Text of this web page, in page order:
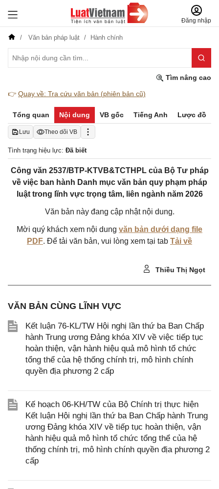
Đăng nhập
Văn bản pháp luật Hành chính
Tìm nâng cao
👉 Quay về: Tra cứu văn bản (phiên bản cũ)
Tổng quan Nội dung VB gốc Tiếng Anh Lược đồ
Lưu Theo dõi VB
Tình trạng hiệu lực: Đã biết
Công văn 2537/BTP-KTVB&TCTHPL của Bộ Tư pháp
về việc ban hành Danh mục văn bản quy phạm pháp
luật trong lĩnh vực trọng tâm, liên ngành năm 2026
Văn bản này đang cập nhật nội dung.
Mời quý khách xem nội dung văn bản dưới dạng file
PDF. Để tải văn bản, vui lòng xem tại tab Tải về
Thiều Thị Ngọt
VĂN BẢN CÙNG LĨNH VỰC
Kết luận 76-KL/TW Hội nghị lần thứ ba Ban Chấp
hành Trung ương Đảng khóa XIV về việc tiếp tục
hoàn thiện, vận hành hiệu quả mô hình tổ chức
tổng thể của hệ thống chính trị, mô hình chính
quyền địa phương 2 cấp
Kế hoạch 06-KH/TW của Bộ Chính trị thực hiện
Kết luận Hội nghị lần thứ ba Ban Chấp hành Trung
ương Đảng khóa XIV về tiếp tục hoàn thiện, vận
hành hiệu quả mô hình tổ chức tổng thể của hệ
thống chính trị, mô hình chính quyền địa phương 2
cấp